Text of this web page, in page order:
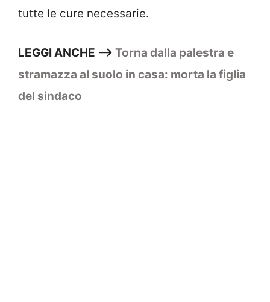
tutte le cure necessarie.
LEGGI ANCHE –> Torna dalla palestra e
stramazza al suolo in casa: morta la figlia
del sindaco